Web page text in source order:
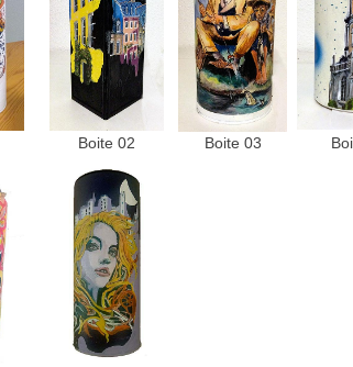
Boite 02 Boite 03